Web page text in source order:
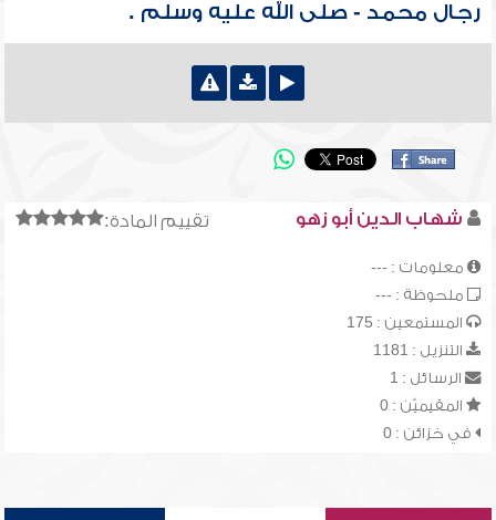
رجال محمد - صلى الله عليه وسلم .
تقييم المادة: شهاب الدين أبو زهو
معلومات : ---
ملحوظة : ---
المستمعين : 175
التنزيل : 1181
الرسائل : 1
المقيميّن : 0
في خزائن : 0